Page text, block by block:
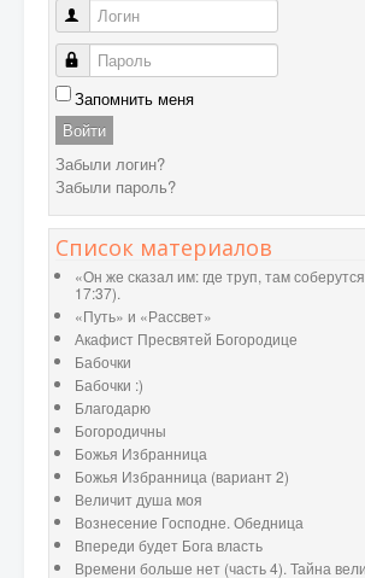
Логин
Пароль
Запомнить меня
Войти
Забыли логин?
Забыли пароль?
Список материалов
«Он же сказал им: где труп, там
17:37).
«Путь» и «Рассвет»
Акафист Пресвятей Богородице
Бабочки
Бабочки :)
Благодарю
Богородичны
Божья Избранница
Божья Избранница (вариант 2)
Величит душа моя
Вознесение Господне. Обедница
Впереди будет Бога власть
Времени больше нет (часть 4). Тайна